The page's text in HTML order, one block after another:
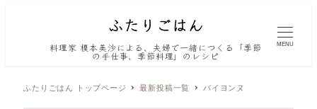
料理家 榎本美沙による、夫婦で一緒につくる「季節
の手仕事、季節料理」のレシピ
MENU
ふたりごはん トップページ 最新投稿一覧 バイヨンヌ